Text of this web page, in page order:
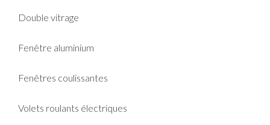
Double vitrage
Fenêtre aluminium
Fenêtres coulissantes
Volets roulants électriques